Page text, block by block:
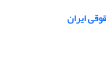
ایران